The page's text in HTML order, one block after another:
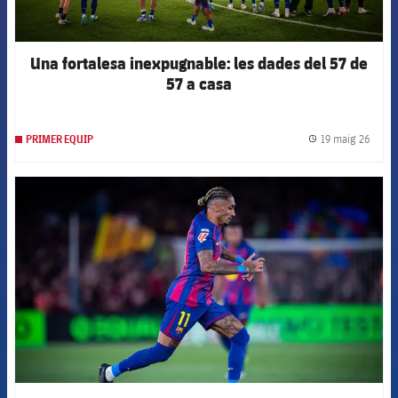
Una fortalesa inexpugnable: les dades del 57 de
57 a casa
PRIMER EQUIP 19 maig 26
FCB Barcelona badge